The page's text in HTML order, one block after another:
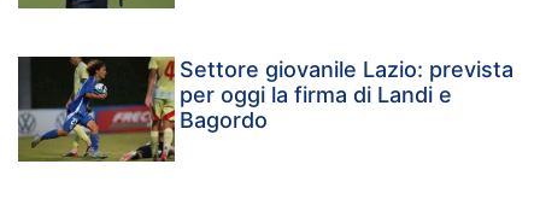
Settore giovanile Lazio: prevista
per oggi la firma di Landi e
Bagordo